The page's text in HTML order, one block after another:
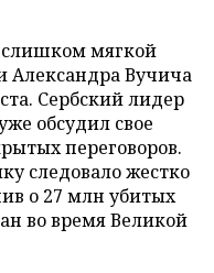
мягкой
Александра Вучича
Сербский лидер
обсудил свое
переговоров.
следовало жестко
о 27 млн убитых
во время Великой